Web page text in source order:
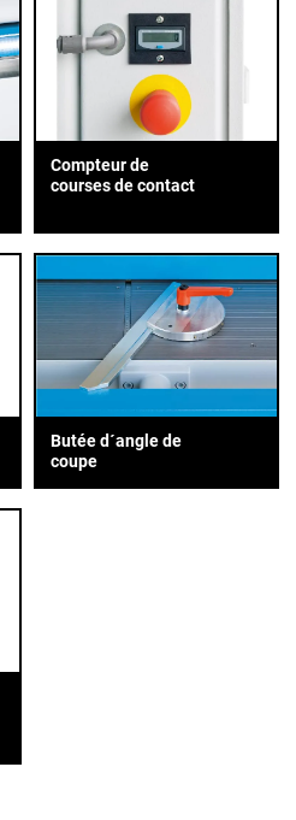
Compteur de
courses de contact
Butée d´angle de
coupe